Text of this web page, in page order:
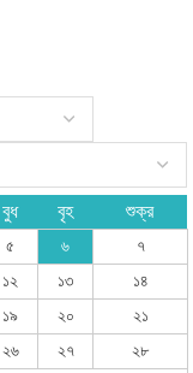
বুধ বৃহ শুক্র
৫ ৬
৭
১২ ১৩
১৪
১৯ ২০
২১
২৬ ২৭
২৮